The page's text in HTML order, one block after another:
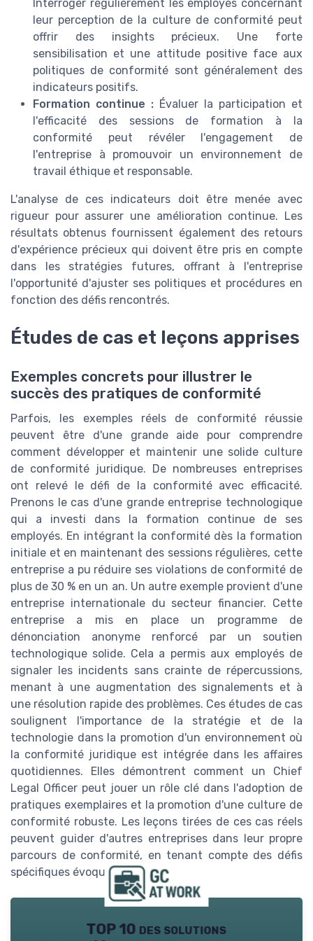
Interroger régulièrement les employés concernant
leur perception de la culture de conformité peut
offrir des insights précieux. Une forte
sensibilisation et une attitude positive face aux
politiques de conformité sont généralement des
indicateurs positifs.
Formation continue : Évaluer la participation et
l'efficacité des sessions de formation à la
conformité peut révéler l'engagement de
l'entreprise à promouvoir un environnement de
travail éthique et responsable.
L'analyse de ces indicateurs doit être menée avec
rigueur pour assurer une amélioration continue. Les
résultats obtenus fournissent également des retours
d'expérience précieux qui doivent être pris en compte
dans les stratégies futures, offrant à l'entreprise
l'opportunité d'ajuster ses politiques et procédures en
fonction des défis rencontrés.
Études de cas et leçons apprises
Exemples concrets pour illustrer le
succès des pratiques de conformité
Parfois, les exemples réels de conformité réussie
peuvent être d'une grande aide pour comprendre
comment développer et maintenir une solide culture
de conformité juridique. De nombreuses entreprises
ont relevé le défi de la conformité avec efficacité.
Prenons le cas d'une grande entreprise technologique
qui a investi dans la formation continue de ses
employés. En intégrant la conformité dès la formation
initiale et en maintenant des sessions régulières, cette
entreprise a pu réduire ses violations de conformité de
plus de 30 % en un an. Un autre exemple provient d'une
entreprise internationale du secteur financier. Cette
entreprise a mis en place un programme de
dénonciation anonyme renforcé par un soutien
technologique solide. Cela a permis aux employés de
signaler les incidents sans crainte de répercussions,
menant à une augmentation des signalements et à
une résolution rapide des problèmes. Ces études de cas
soulignent l'importance de la stratégie et de la
technologie dans la promotion d'un environnement où
la conformité juridique est intégrée dans les affaires
quotidiennes. Elles démontrent comment un Chief
Legal Officer peut jouer un rôle clé dans l'adoption de
pratiques exemplaires et la promotion d'une culture de
conformité robuste. Les leçons tirées de ces cas réels
peuvent guider d'autres entreprises dans leur propre
parcours de conformité, en tenant compte des défis
spécifiques évoqués plus tôt.”
TOP 10 des solutions